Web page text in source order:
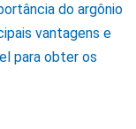
do argônio
vantagens e
para obter os